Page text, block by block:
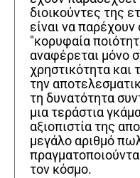
διοικούντες της
είναι να
"κορυφαία
αναφέρεται μόνο
χρηστικότητα και
την
τη δυνατότητα
μια τεράστια
αξιοπιστία της
μεγάλο αριθμό
τον κόσμο.